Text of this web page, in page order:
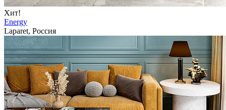
Хит!
Energy
Laparet, Россия